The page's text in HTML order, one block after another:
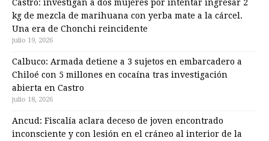
Castro: investigan a dos mujeres por intentar ingresar 2
kg de mezcla de marihuana con yerba mate a la cárcel.
Una era de Chonchi reincidente
julio 19, 2026
Calbuco: Armada detiene a 3 sujetos en embarcadero a
Chiloé con 5 millones en cocaína tras investigación
abierta en Castro
julio 18, 2026
Ancud: Fiscalía aclara deceso de joven encontrado
inconsciente y con lesión en el cráneo al interior de la